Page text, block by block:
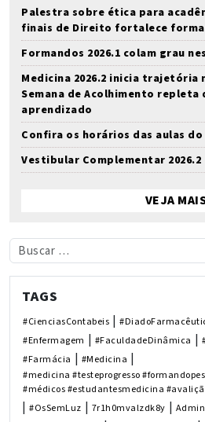
Palestra sobre ética para
finais de Direito fortalece
Formandos 2026.1 colam grau
Medicina 2026.2 inicia trajetória
Semana de Acolhimento repleta
aprendizado
Confira os horários das aulas do
Vestibular Complementar 2026.2
VEJA
TAGS
#CienciasContabeis |
#Enfermagem | #FaculdadeDinâmica |
#Farmácia | #Medicina |
#medicina #testeprogresso
#médicos #estudantesmedicina
| #OsSemLuz | 7r1h0mvalzdk8y |